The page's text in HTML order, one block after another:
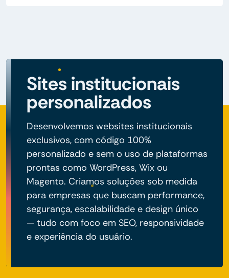
Sites institucionais
personalizados
Desenvolvemos websites institucionais
exclusivos, com código 100%
personalizado e sem o uso de plataformas
prontas como WordPress, Wix ou
Magento. Criamos soluções sob medida
para empresas que buscam performance,
segurança, escalabilidade e design único
— tudo com foco em SEO, responsividade
e experiência do usuário.